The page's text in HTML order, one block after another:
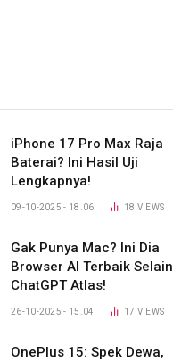
iPhone 17 Pro Max Raja
Baterai? Ini Hasil Uji
Lengkapnya!
09-10-2025 - 18.06 18 VIEWS
Gak Punya Mac? Ini Dia
Browser AI Terbaik Selain
ChatGPT Atlas!
26-10-2025 - 15.04 17 VIEWS
OnePlus 15: Spek Dewa,